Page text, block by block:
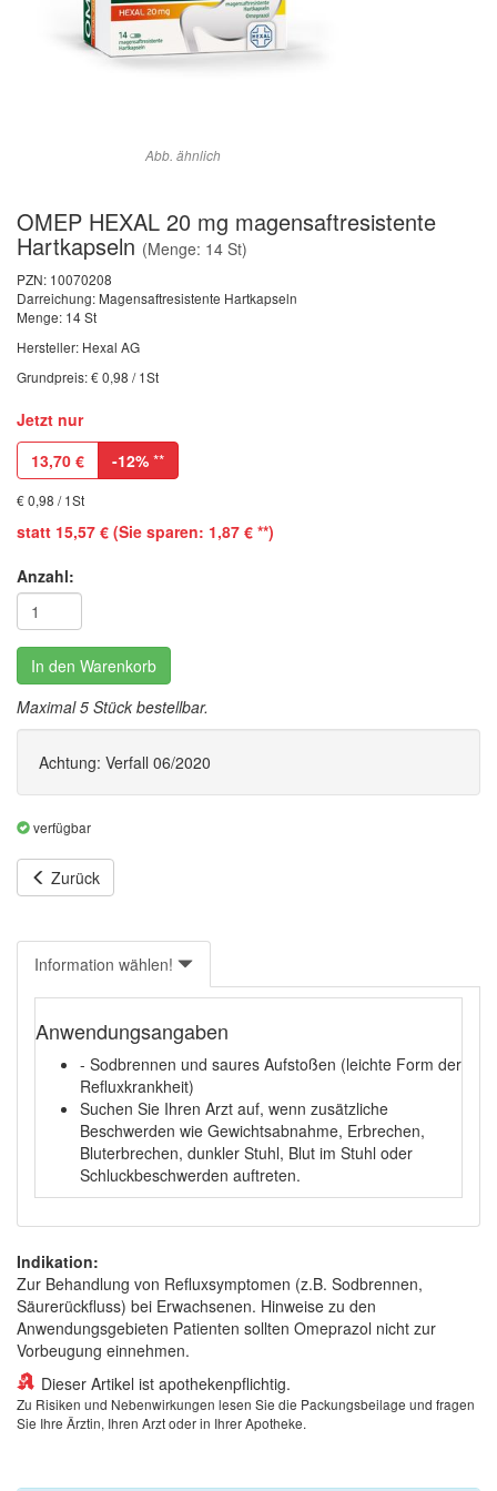
Abb. ähnlich
OMEP HEXAL 20 mg magensaftresistente
Hartkapseln (Menge: 14 St)
PZN: 10070208
Darreichung: Magensaftresistente Hartkapseln
Menge: 14 St
Hersteller: Hexal AG
Grundpreis: € 0,98 / 1St
Jetzt nur
13,70 € -12% **
€ 0,98 / 1St
statt 15,57 € (Sie sparen: 1,87 € **)
Anzahl:
In den Warenkorb
Maximal 5 Stück bestellbar.
Achtung: Verfall 06/2020
verfügbar
Zurück
Information wählen!
Anwendungsangaben
- Sodbrennen und saures Aufstoßen (leichte Form der
Refluxkrankheit)
Suchen Sie Ihren Arzt auf, wenn zusätzliche
Beschwerden wie Gewichtsabnahme, Erbrechen,
Bluterbrechen, dunkler Stuhl, Blut im Stuhl oder
Schluckbeschwerden auftreten.
Indikation:
Zur Behandlung von Refluxsymptomen (z.B. Sodbrennen,
Säurerückfluss) bei Erwachsenen. Hinweise zu den
Anwendungsgebieten Patienten sollten Omeprazol nicht zur
Vorbeugung einnehmen.
Dieser Artikel ist apothekenpflichtig.
Zu Risiken und Nebenwirkungen lesen Sie die Packungsbeilage und fragen
Sie Ihre Ärztin, Ihren Arzt oder in Ihrer Apotheke.